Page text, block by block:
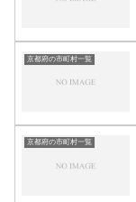
京都府の市町村一覧
京都府の市町村一覧